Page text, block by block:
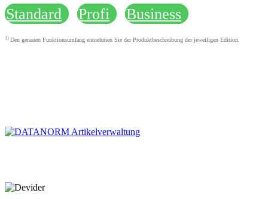
Standard Profi Business
1) Den genauen Funktionsumfang entnehmen Sie der Produktbeschreibung der jeweiligen Edition.